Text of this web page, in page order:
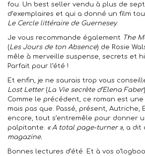
fou. Un best seller vendu à plus de
d’exemplaires et qui a donné un film
Le Cercle littéraire de Guernesey.
Je vous recommande également
The
(Les Jours de ton Absence) de Rosie
mêle à merveille suspense, secrets et
Parfait pour l’été !
Et enfin, je ne saurais trop vous
Lost Letter(La Vie secrète d’Elena Faber
Comme le précédent, ce roman est une
mais pas que. Passé, présent, Autriche,
encore, tout s’entremêle pour donner
palpitante. « A total page-turner », a dit
magazine.
Bonnes lectures d’été. Et à vos